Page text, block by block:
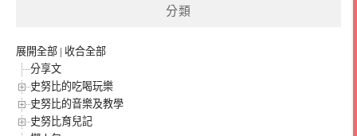
分類
展開全部 | 收合全部
分享文
史努比的吃喝玩樂
史努比的音樂及教學
史努比育兒記